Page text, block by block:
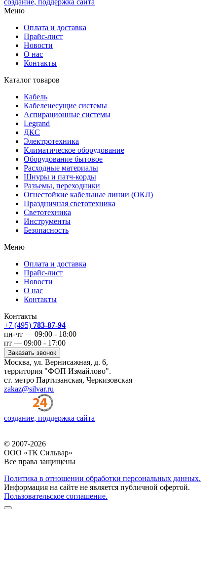
создание, поддержка сайта
Меню
Оплата и доставка
Прайс-лист
Новости
О нас
Контакты
Каталог товаров
Кабель
Кабеленесущие системы
Аспирационные системы
Legrand
ДКС
Электротехника
Климатическое оборудование
Оборудование бытовое
Расходные материалы
Шнуры и патч-корды
Разъемы, переходники
Огнестойкие кабельные линии (ОКЛ)
Праздничная светотехника
Светотехника
Инструменты
Безопасность
Меню
Оплата и доставка
Прайс-лист
Новости
О нас
Контакты
Контакты
+7 (495) 783-87-94
пн-чт — 09:00 - 18:00
пт — 09:00 - 17:00
Заказать звонок
Москва, ул. Вернисажная, д. 6,
территория "ФОП Измайлово".
ст. метро Партизанская, Черкизовская
zakaz@silvar.ru
создание, поддержка сайта
© 2007-2026
ООО «ТК Сильвар»
Все права защищены
Политика в отношении обработки персональных данных.
Информация на сайте не является публичной офертой.
Пользовательское соглашение.